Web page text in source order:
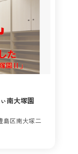
南大塚園
島区南大塚二